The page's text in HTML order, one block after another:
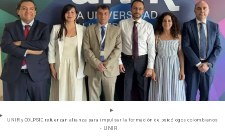
UNIR y COLPSIC refuerzan alianza para impulsar la formación de psicólogos colombianos
- UNIR